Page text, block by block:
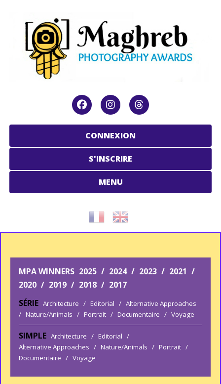
CONNEXION
S'INSCRIRE
MENU
MPA WINNERS 2025 / 2024 / 2023 / 2021 /
2020 / 2019 / 2018 / 2017
SÉRIE Architecture / Editorial / Alternative Approaches
/ Nature/Animals / Portrait / Documentaire / Voyage
SIMPLE Architecture / Editorial /
Alternative Approaches / Nature/Animals / Portrait /
Documentaire / Voyage